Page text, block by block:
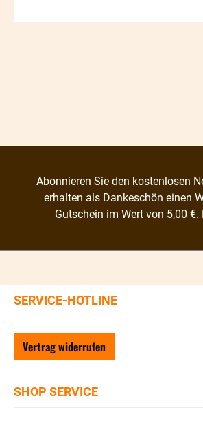
Abonnieren Sie den kostenlosen
erhalten als Dankeschön einen
Gutschein im Wert von 5,00 €.
SERVICE-HOTLINE
Vertrag widerrufen
SHOP SERVICE